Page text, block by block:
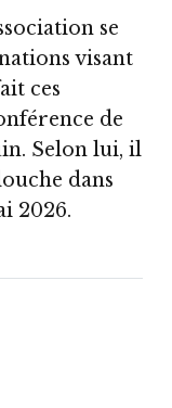
se
visant
ces
de
Selon lui, il
dans
2026.